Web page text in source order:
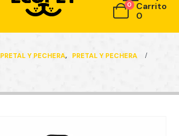
0
Carrito
0
PRETAL Y PECHERA,
PRETAL Y PECHERA